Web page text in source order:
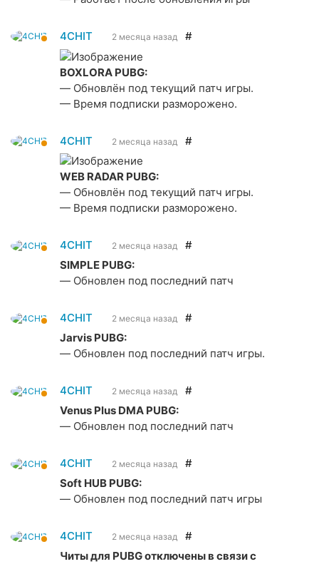
4CHIT 2 месяца назад #
BOXLORA PUBG:
— Обновлён под текущий патч игры.
— Время подписки разморожено.
4CHIT 2 месяца назад #
WEB RADAR PUBG:
— Обновлён под текущий патч игры.
— Время подписки разморожено.
4CHIT 2 месяца назад
#
SIMPLE PUBG:
— Обновлен под последний патч
4CHIT 2 месяца назад
#
Jarvis PUBG:
— Обновлен под последний патч игры.
4CHIT 2 месяца назад
#
Venus Plus DMA PUBG:
— Обновлен под последний патч
4CHIT 2 месяца назад
#
Soft HUB PUBG:
— Обновлен под последний патч игры
4CHIT 2 месяца назад
#
Читы для PUBG отключены в связи с